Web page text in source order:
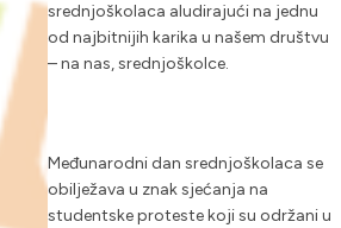
srednjoškolaca aludirajući na jednu
od najbitnijih karika u našem društvu
– na nas, srednjoškolce.
Međunarodni dan srednjoškolaca se
obilježava u znak sjećanja na
studentske proteste koji su održani u